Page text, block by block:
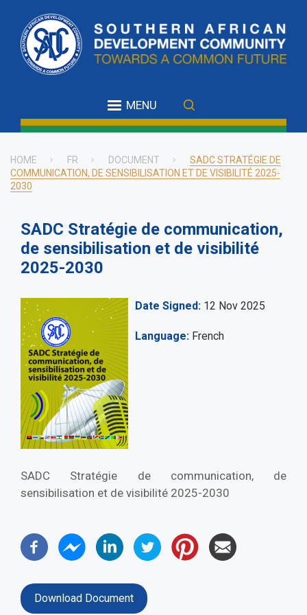
main
content
MENU
Breadcrumb
HOME FR DOCUMENT
SADC STRATÉGIE DE
COMMUNICATION, DE SENSIBILISATION ET DE VISIBILITÉ 2025-
2030
SADC Stratégie de communication,
de sensibilisation et de visibilité
2025-2030
Date Signed 12 Nov 2025
Language French
SADC Stratégie de communication, de
sensibilisation et de visibilité 2025-2030
Download Document